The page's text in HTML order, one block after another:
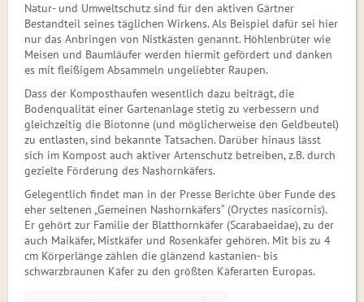
Natur- und Umweltschutz sind für den aktiven Gärtner
Bestandteil seines täglichen Wirkens. Als Beispiel dafür sei hier
nur das Anbringen von Nist­kästen genannt. Höhlenbrüter wie
Meisen und Baum­läufer werden hiermit gefördert und danken
es mit fleißigem Absammeln ungeliebter Raupen.
Dass der Komposthaufen wesent­lich dazu beiträgt, die
Bodenquali­tät einer Gartenanlage stetig zu ­ver­bessern und
gleichzeitig die Bioton­ne (und möglicherweise den Geldbeutel)
zu entlasten, sind bekannte Tatsachen. Darüber hinaus lässt
sich im Kompost auch aktiver Ar­ten­­schutz betreiben, z.B. durch
gezielte Förderung des Nashornkäfers.
Gelegentlich findet man in der Presse Berichte über Funde des
eher seltenen „Gemeinen Nashorn­kä­fers“ (Oryctes nasicornis).
Er ge­hört zur Familie der Blatthornkäfer (Scarabaeidae), zu der
auch Maikäfer, Mist­käfer und Rosenkäfer gehören. Mit bis zu 4
cm Körperlänge zählen die glänzend kastanien- bis
schwarzbraunen Käfer zu den größten Käferarten Europas.